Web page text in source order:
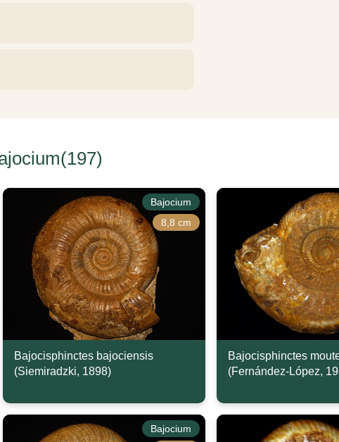
Bajocium
8,8 cm
Bajocisphinctes bajociensis
(Siemiradzki, 1898)
Bajocisphinctes
(Fernández-López,
Bajocium